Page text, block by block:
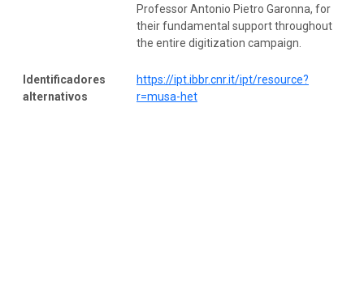
Professor Antonio Pietro Garonna, for
their fundamental support throughout
the entire digitization campaign.
Identificadores
alternativos
https://ipt.ibbr.cnr.it/ipt/resource?
r=musa-het